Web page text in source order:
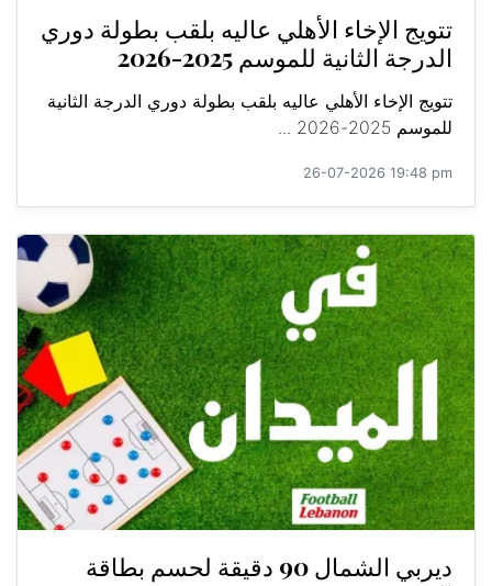
تتويج الإخاء الأهلي عاليه بلقب بطولة دوري
الدرجة الثانية للموسم 2025-2026
تتويج الإخاء الأهلي عاليه بلقب بطولة دوري الدرجة الثانية
للموسم 2025-2026 ...
26-07-2026 19:48 pm
ديربي الشمال 90 دقيقة لحسم بطاقة